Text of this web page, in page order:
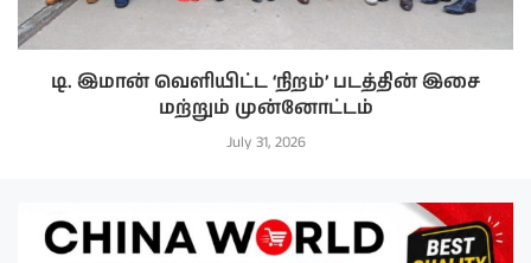
டி. இமான் வெளியிட்ட ‘நிறம்’ படத்தின் இசை
மற்றும் முன்னோட்டம்
July 31, 2026